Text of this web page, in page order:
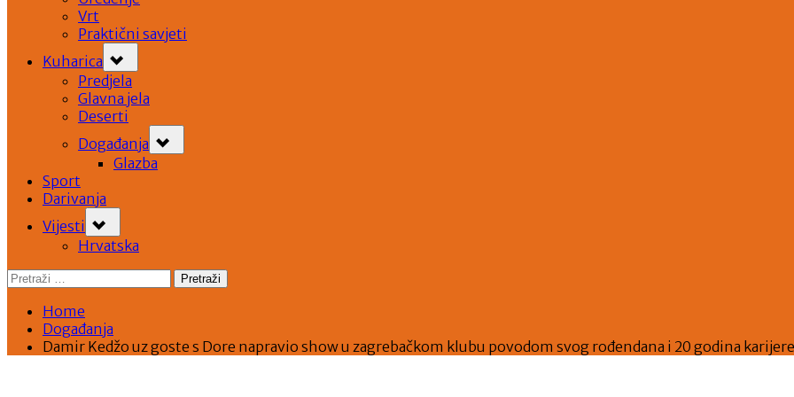
Vrt
Praktični savjeti
Kuharica
sub-
menu
Predjela
Glavna jela
Deserti
Događanja
sub-
menu
Glazba
Sport
Darivanja
Vijesti
sub-
menu
Hrvatska
Pretraži:
Home
Događanja
Damir Kedžo uz goste s Dore napravio show u zagrebačkom klubu povodom svog rođendana i 20 godina